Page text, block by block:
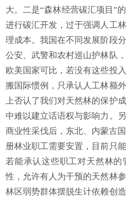
大。二是“森林经营碳汇项目”
进行碳汇开发，过于强调人工
理成本。我国在不同发展阶段
公安、武警和农村巡山护林队
欧美国家可比，若没有这些投
搬国际惯例，只承认人工林额
上否认了我们对天然林的保护
中难以建立话语权与影响力。
商业性采伐后，东北、内蒙古
册林业职工需要安置，目前只
若能承认这些职工对天然林
性，允许有人为干预的天然林
林区弱势群体摆脱生计依赖创